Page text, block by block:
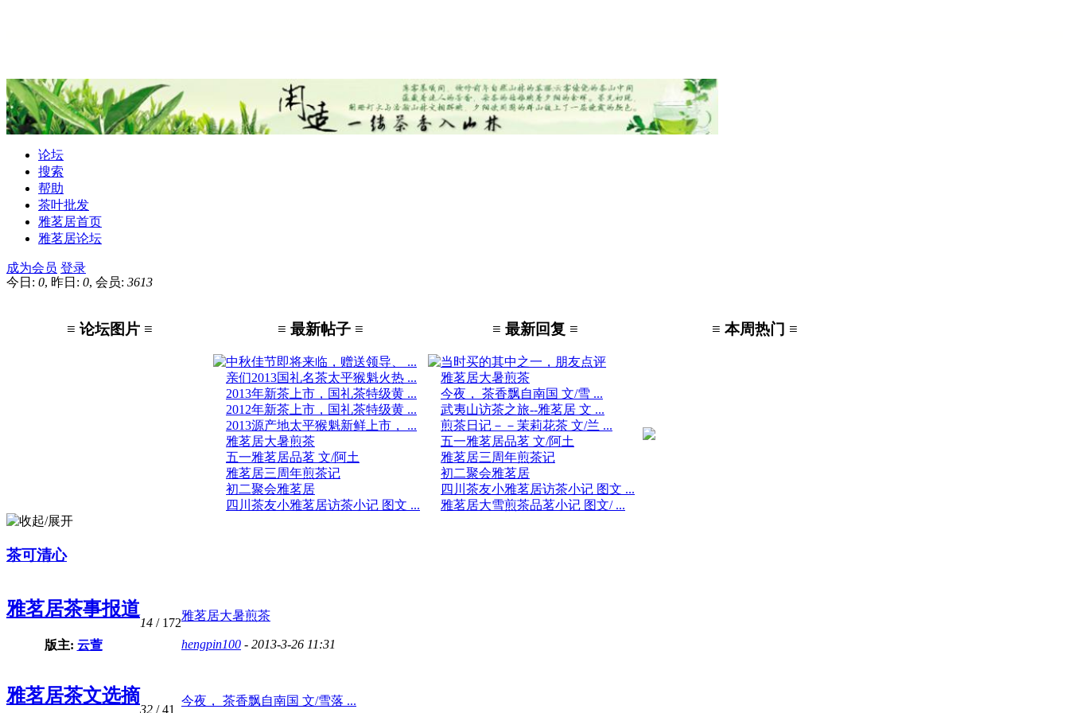
论坛
搜索
帮助
茶叶批发
雅茗居首页
雅茗居论坛
成为会员 登录
今日: 0, 昨日: 0, 会员: 3613
≡ 论坛图片 ≡ ≡ 最新帖子 ≡ ≡ 最新回复 ≡ ≡ 本周热门 ≡
中秋佳节即将来临，赠送领导、 ...
亲们2013国礼名茶太平猴魁火热 ...
2013年新茶上市，国礼茶特级黄 ...
2012年新茶上市，国礼茶特级黄 ...
2013源产地太平猴魁新鲜上市， ...
雅茗居大暑煎茶
五一雅茗居品茗 文/阿土
雅茗居三周年煎茶记
初二聚会雅茗居
四川茶友小雅茗居访茶小记 图文 ...
当时买的其中之一，朋友点评
雅茗居大暑煎茶
今夜， 茶香飘自南国 文/雪 ...
武夷山访茶之旅--雅茗居 文 ...
煎茶日记－－茉莉花茶 文/兰 ...
五一雅茗居品茗 文/阿土
雅茗居三周年煎茶记
初二聚会雅茗居
四川茶友小雅茗居访茶小记 图文 ...
雅茗居大雪煎茶品茗小记 图文/ ...
茶可清心
雅茗居茶事报道
版主: 云萱
14 / 172
雅茗居大暑煎茶
hengpin100 - 2013-3-26 11:31
雅茗居茶文选摘
32 / 41
今夜， 茶香飘自南国 文/雪落 ...